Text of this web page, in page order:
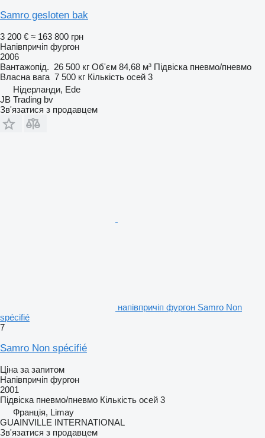
Samro gesloten bak
3 200 € ≈ 163 800 грн
Напівпричіп фургон
2006
Вантажопід. 26 500 кг Об'єм 84,68 м³ Підвіска пневмо/пневмо
Власна вага 7 500 кг Кількість осей 3
Нідерланди, Ede
JB Trading bv
Зв'язатися з продавцем
напівпричіп фургон Samro Non
spécifié
7
Samro Non spécifié
Ціна за запитом
Напівпричіп фургон
2001
Підвіска пневмо/пневмо Кількість осей 3
Франція, Limay
GUAINVILLE INTERNATIONAL
Зв'язатися з продавцем